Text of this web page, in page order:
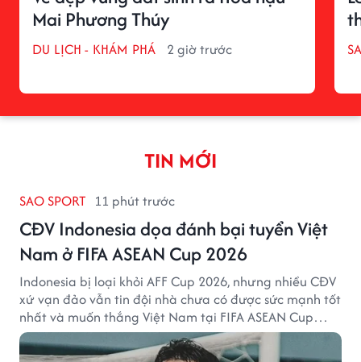
Mai Phương Thúy
DU LỊCH - KHÁM PHÁ 2 giờ trước
TIN MỚI
SAO SPORT 11 phút trước
CĐV Indonesia dọa đánh bại tuyển Việt
Nam ở FIFA ASEAN Cup 2026
Indonesia bị loại khỏi AFF Cup 2026, nhưng nhiều CĐV
xứ vạn đảo vẫn tin đội nhà chưa có được sức mạnh tốt
nhất và muốn thắng Việt Nam tại FIFA ASEAN Cup
2026.